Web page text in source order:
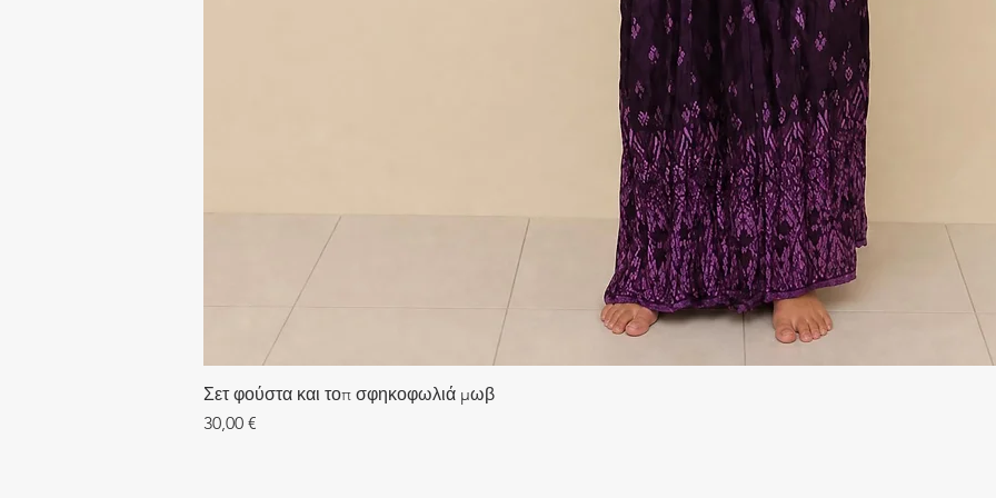
Σετ φούστα και τοπ σφηκοφωλιά μωβ
Τιμή
30,00 €